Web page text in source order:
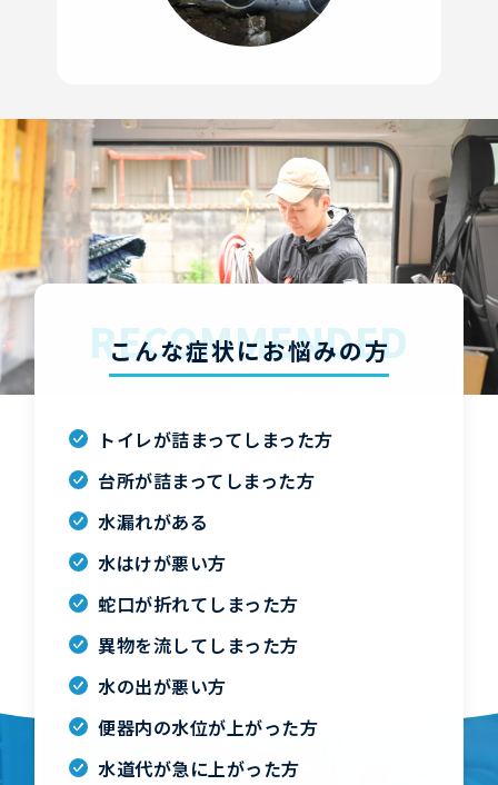
RECOMMENDED
こんな症状にお悩みの方
トイレが詰まってしまった方
台所が詰まってしまった方
水漏れがある
水はけが悪い方
蛇口が折れてしまった方
異物を流してしまった方
水の出が悪い方
便器内の水位が上がった方
水道代が急に上がった方